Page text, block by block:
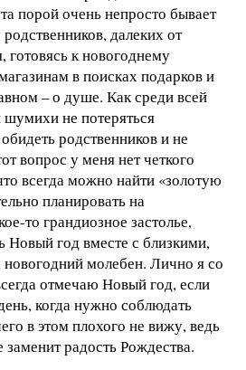
порой очень непросто бывает
далеких от
готовясь к новогоднему
в поисках подарков и
– о душе. Как среди всей
не потеряться
родственников и не
вопрос у меня нет четкого
всегда можно найти «золотую
планировать на
то грандиозное застолье,
Новый год вместе с близкими,
новогодний молебен. Лично я со
отмечаю Новый год, если
когда нужно соблюдать
в этом плохого не вижу, ведь
радость Рождества.